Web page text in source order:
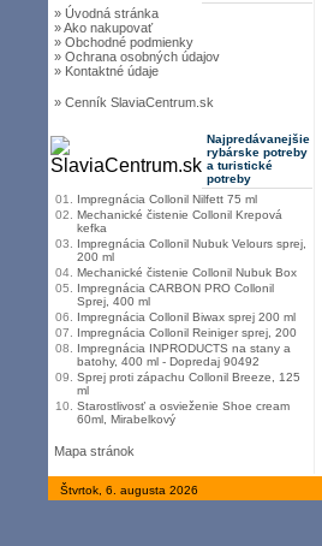
» Úvodná stránka
» Ako nakupovať
» Obchodné podmienky
» Ochrana osobných údajov
» Kontaktné údaje
» Cenník SlaviaCentrum.sk
Najpredávanejšie
rybárske potreby
a turistické
potreby
01.
Impregnácia Collonil Nilfett 75 ml
02.
Mechanické čistenie Collonil Krepová
kefka
03.
Impregnácia Collonil Nubuk Velours sprej,
200 ml
04. Mechanické čistenie Collonil Nubuk Box
05.
Impregnácia CARBON PRO Collonil
Sprej, 400 ml
06.
Impregnácia Collonil Biwax sprej 200 ml
07.
Impregnácia Collonil Reiniger sprej, 200
08.
Impregnácia INPRODUCTS na stany a
batohy, 400 ml - Dopredaj 90492
09.
Sprej proti zápachu Collonil Breeze, 125
ml
10.
Starostlivosť a osvieženie Shoe cream
60ml, Mirabelkový
Mapa stránok
Štvrtok, 6. augusta 2026